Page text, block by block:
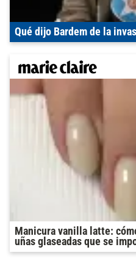
Qué dijo Bardem de la
Manicura vanilla latte:
uñas glaseadas que se